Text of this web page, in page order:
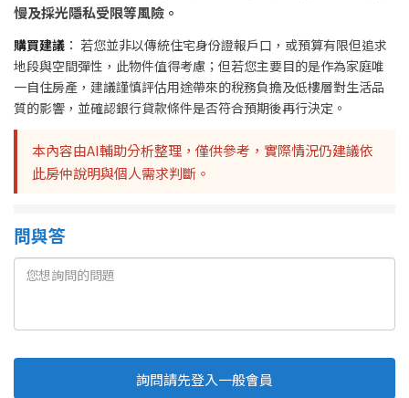
慢及採光隱私受限等風險。
購買建議 ： 若您並非以傳統住宅身份證報戶口，或預算有限但追求
地段與空間彈性，此物件值得考慮；但若您主要目的是作為家庭唯
一自住房產，建議謹慎評估用途帶來的稅務負擔及低樓層對生活品
質的影響，並確認銀行貸款條件是否符合預期後再行決定。
本內容由AI輔助分析整理，僅供參考，實際情況仍建議依
此房仲說明與個人需求判斷。
問與答
詢問請先登入一般會員